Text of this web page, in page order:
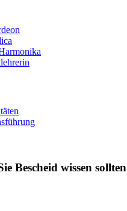
Bescheid wissen sollten